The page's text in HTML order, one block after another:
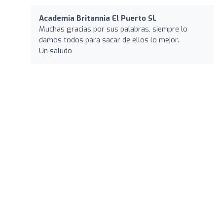
Academia Britannia El Puerto SL
Muchas gracias por sus palabras, siempre lo
damos todos para sacar de ellos lo mejor.
Un saludo